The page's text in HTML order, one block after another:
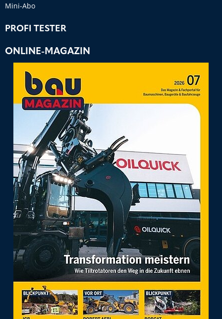
Mini-Abo
PROFI TESTER
ONLINE-MAGAZIN